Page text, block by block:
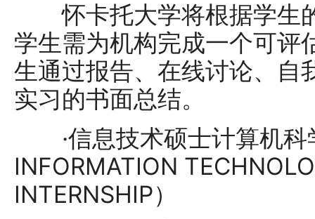
怀卡托大学将根据学生
学生需为机构完成一个可评
生通过报告、在线讨论、自
实习的书面总结。
·信息技术硕士计算机科
INFORMATION
INTERNSHIP）